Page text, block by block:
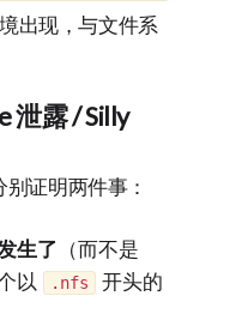
出现，与文件系
泄露 / Silly
证明两件事：
生了 （而不是
以
.nfs
开头的